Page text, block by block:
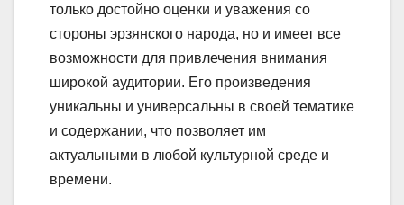
только достойно оценки и уважения со
стороны эрзянского народа, но и имеет все
возможности для привлечения внимания
широкой аудитории. Его произведения
уникальны и универсальны в своей тематике
и содержании, что позволяет им
актуальными в любой культурной среде и
времени.